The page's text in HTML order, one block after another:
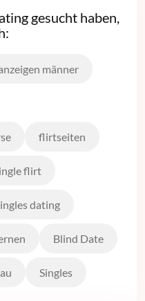
gesucht haben,
männer
flirtseiten
flirt
dating
Blind Date
Singles